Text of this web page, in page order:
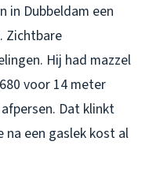
in Dubbeldam een
Zichtbare
Hij had mazzel
voor 14 meter
Dat klinkt
na een gaslek kost al